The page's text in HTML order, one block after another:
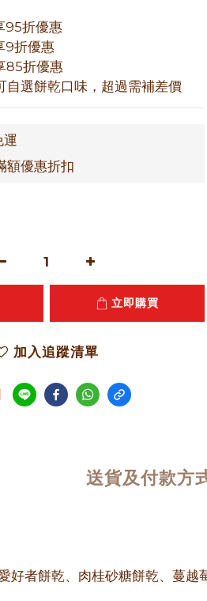
95折優惠
9折優惠
85折優惠
選餅乾口味，超過需補差價
運
額優惠折扣
立即購買
加入追蹤清單
送貨及付款方
好者餅乾、肉桂砂糖餅乾、蔓越